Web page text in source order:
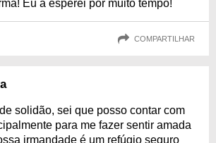
Eu a esperei por muito tempo!
COMPARTILHAR
solidão, sei que posso contar com
para me fazer sentir amada
irmandade é um refúgio seguro